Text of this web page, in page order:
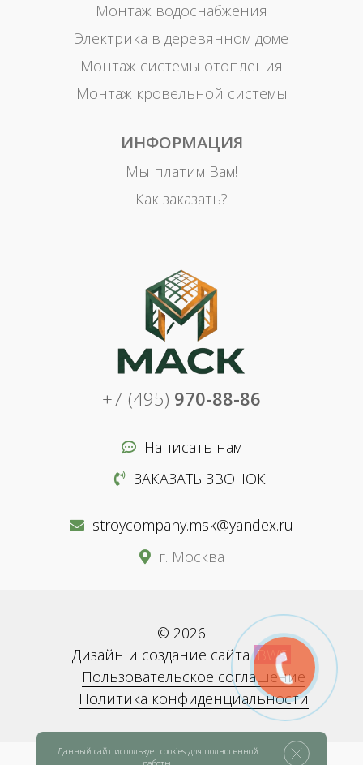
Монтаж водоснабжения
Электрика в деревянном доме
Монтаж системы отопления
Монтаж кровельной системы
ИНФОРМАЦИЯ
Мы платим Вам!
Как заказать?
+7 (495) 970-88-86
Написать нам
ЗАКАЗАТЬ ЗВОНОК
stroycompany.msk@yandex.ru
г. Москва
© 2026
Дизайн и создание сайтаBWS
Пользовательское соглашение
Политика конфиденциальности
Данный сайт использует cookies для полноценной